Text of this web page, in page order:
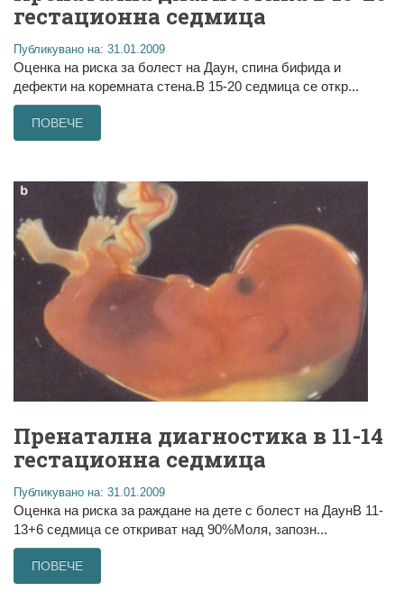
гестационна седмица
Публикувано на: 31.01.2009
Оценка на риска за болест на Даун, спина бифида и
дефекти на коремната стена.В 15-20 седмица се откр...
ПОВЕЧЕ
Пренатална диагностика в 11-14
гестационна седмица
Публикувано на: 31.01.2009
Оценка на риска за раждане на дете с болест на ДаунВ 11-
13+6 седмица се откриват над 90%Моля, запозн...
ПОВЕЧЕ